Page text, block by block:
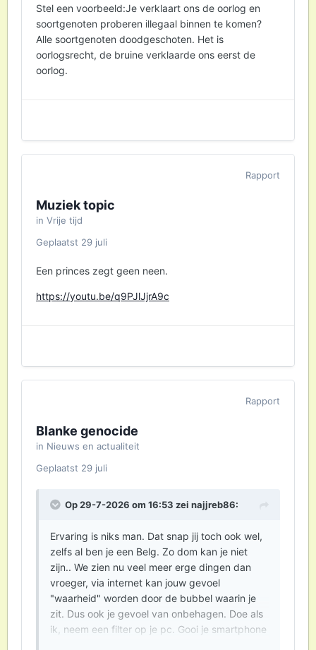
Stel een voorbeeld:Je verklaart ons de oorlog en
soortgenoten proberen illegaal binnen te komen?
Alle soortgenoten doodgeschoten. Het is
oorlogsrecht, de bruine verklaarde ons eerst de
oorlog.
Rapport
Muziek topic
in Vrije tijd
Geplaatst 29 juli
Een princes zegt geen neen.
https://youtu.be/q9PJlJjrA9c
Rapport
Blanke genocide
in Nieuws en actualiteit
Geplaatst 29 juli
Op 29-7-2026 om 16:53 zei najjreb86:
Ervaring is niks man. Dat snap jij toch ook wel,
zelfs al ben je een Belg. Zo dom kan je niet
zijn.. We zien nu veel meer erge dingen dan
vroeger, via internet kan jouw gevoel
"waarheid" worden door de bubbel waarin je
zit. Dus ook je gevoel van onbehagen. Doe als
ik, neem een filter op je pc. Gooi je smartphone